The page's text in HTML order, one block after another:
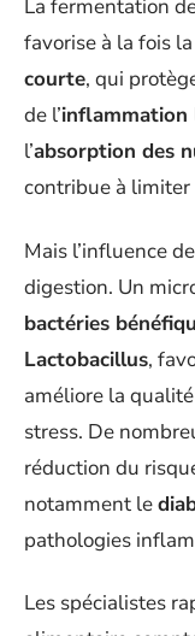
La fermentation
favorise à la fois
courte, qui
de l’inflammation
l’absorption des
contribue à limiter
Mais l’influence
digestion. Un
bactéries
Lactobacillus,
améliore la
stress. De
réduction du
notamment le
pathologies
Les spécialistes